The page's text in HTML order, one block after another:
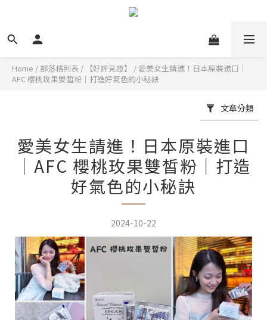
Home / 部落格列表 / 【好評見證】 / 愛美女生請進！日本原裝進口｜
AFC 櫻桃玫果雙皙粉｜打造好氣色的小秘訣
文章分類
愛美女生請進！日本原裝進口
｜AFC 櫻桃玫果雙皙粉｜打造
好氣色的小秘訣
2024-10-22